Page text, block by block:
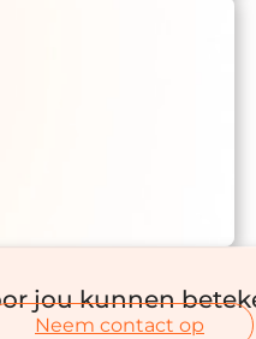
jou kunnen
Neem contact op